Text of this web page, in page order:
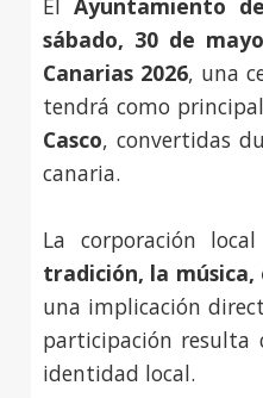
El Ayuntamiento
sábado, 30 de mayo
Canarias 2026, una
tendrá como
Casco, convertidas
canaria.
La corporación
tradición, la
una implicación
participación resulta
identidad local.